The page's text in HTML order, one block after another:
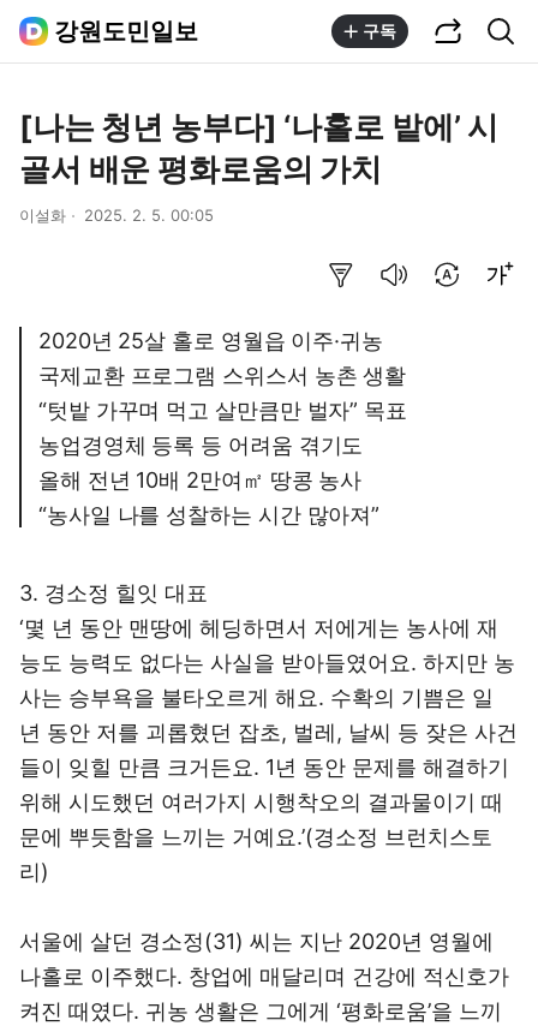
강원도민일보 구독
[나는 청년 농부다] ‘나홀로 밭에’ 시
골서 배운 평화로움의 가치
이설화 2025. 2. 5. 00:05
2020년 25살 홀로 영월읍 이주·귀농
국제교환 프로그램 스위스서 농촌 생활
“텃밭 가꾸며 먹고 살만큼만 벌자” 목표
농업경영체 등록 등 어려움 겪기도
올해 전년 10배 2만여㎡ 땅콩 농사
“농사일 나를 성찰하는 시간 많아져”
3. 경소정 힐잇 대표
‘몇 년 동안 맨땅에 헤딩하면서 저에게는 농사에 재
능도 능력도 없다는 사실을 받아들였어요. 하지만 농
사는 승부욕을 불타오르게 해요. 수확의 기쁨은 일
년 동안 저를 괴롭혔던 잡초, 벌레, 날씨 등 잦은 사건
들이 잊힐 만큼 크거든요. 1년 동안 문제를 해결하기
위해 시도했던 여러가지 시행착오의 결과물이기 때
문에 뿌듯함을 느끼는 거예요.’(경소정 브런치스토
리)
서울에 살던 경소정(31) 씨는 지난 2020년 영월에
나홀로 이주했다. 창업에 매달리며 건강에 적신호가
켜진 때였다. 귀농 생활은 그에게 ‘평화로움’을 느끼